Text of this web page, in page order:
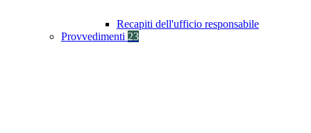
Recapiti dell'ufficio responsabile
Provvedimenti 23